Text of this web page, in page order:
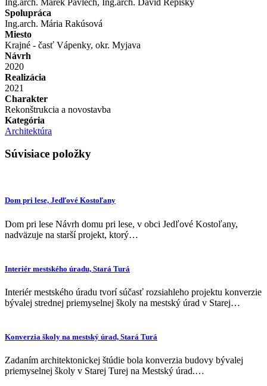
Spolupráca
Ing.arch. Mária Rakúsová
Miesto
Krajné - časť Vápenky, okr. Myjava
Návrh
2020
Realizácia
2021
Charakter
Rekonštrukcia a novostavba
Kategória
Architektúra
Súvisiace položky
Dom pri lese, Jedľové Kostoľany
Dom pri lese Návrh domu pri lese, v obci Jedľové Kostoľany,
nadväzuje na starší projekt, ktorý…
Interiér mestského úradu, Stará Turá
Interiér mestského úradu tvorí súčasť rozsiahleho projektu konverzie
bývalej strednej priemyselnej školy na mestský úrad v Starej…
Konverzia školy na mestský úrad, Stará Turá
Zadaním architektonickej štúdie bola konverzia budovy bývalej
priemyselnej školy v Starej Turej na Mestský úrad.…